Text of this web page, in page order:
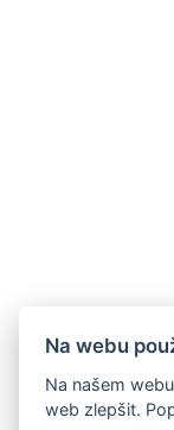
Na webu
Na našem
web zlepšit.